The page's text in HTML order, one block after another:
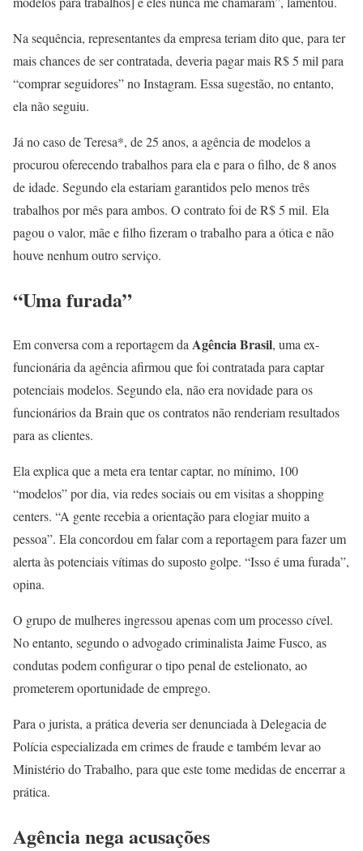
Na sequência, representantes da empresa teriam dito que, para ter
mais chances de ser contratada, deveria pagar mais R$ 5 mil para
“comprar seguidores” no Instagram. Essa sugestão, no entanto,
ela não seguiu.
Já no caso de Teresa*, de 25 anos, a agência de modelos a
procurou oferecendo trabalhos para ela e para o filho, de 8 anos
de idade. Segundo ela estariam garantidos pelo menos três
trabalhos por mês para ambos. O contrato foi de R$ 5 mil. Ela
pagou o valor, mãe e filho fizeram o trabalho para a ótica e não
houve nenhum outro serviço.
“Uma furada”
Em conversa com a reportagem da Agência Brasil, uma ex-
funcionária da agência afirmou que foi contratada para captar
potenciais modelos. Segundo ela, não era novidade para os
funcionários da Brain que os contratos não renderiam resultados
para as clientes.
Ela explica que a meta era tentar captar, no mínimo, 100
“modelos” por dia, via redes sociais ou em visitas a shopping
centers. “A gente recebia a orientação para elogiar muito a
pessoa”. Ela concordou em falar com a reportagem para fazer um
alerta às potenciais vítimas do suposto golpe. “Isso é uma furada”,
opina.
O grupo de mulheres ingressou apenas com um processo cível.
No entanto, segundo o advogado criminalista Jaime Fusco, as
condutas podem configurar o tipo penal de estelionato, ao
prometerem oportunidade de emprego.
Para o jurista, a prática deveria ser denunciada à Delegacia de
Polícia especializada em crimes de fraude e também levar ao
Ministério do Trabalho, para que este tome medidas de encerrar a
prática.
Agência nega acusações